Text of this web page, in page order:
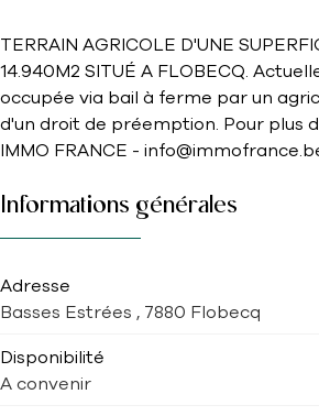
TERRAIN AGRICOLE D'UNE
14.940M2 SITUÉ A FLOBECQ.
occupée via bail à ferme par un
d'un droit de préemption. Pour plus
IMMO FRANCE -
Informations générales
Adresse
Basses Estrées , 7880 Flobecq
Disponibilité
A convenir